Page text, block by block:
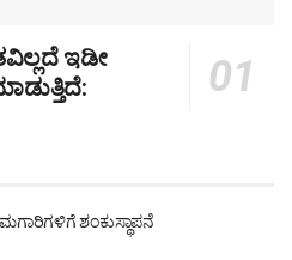
ಇಡೀ
ಶಂಕುಸ್ಥಾಪನೆ